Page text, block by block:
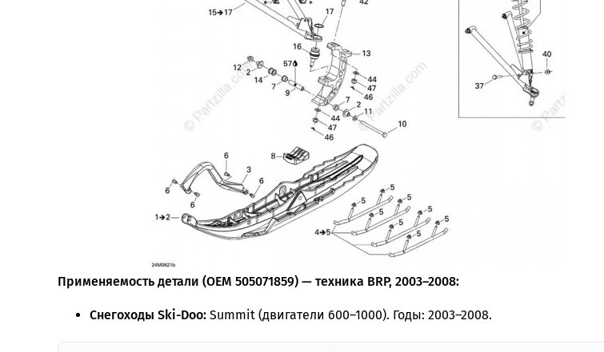
Применяемость детали (OEM 505071859) — техника BRP, 2003–2008:
Снегоходы Ski-Doo: Summit (двигатели 600–1000). Годы: 2003–2008.